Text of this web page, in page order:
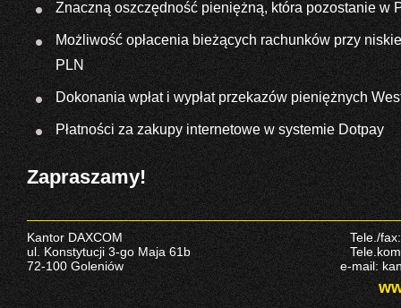
Znaczną oszczędność pieniężną, która pozostanie w
Możliwość opłacenia bieżących rachunków przy
PLN
Dokonania wpłat i wypłat przekazów pieniężnych
Płatności za zakupy internetowe w systemie Dotpay
Zapraszamy!
Kantor DAXCOM
ul. Konstytucji 3-go Maja 61b
72-100 Goleniów
Tele./
e-mail: